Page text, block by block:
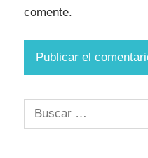
comente.
Buscar: